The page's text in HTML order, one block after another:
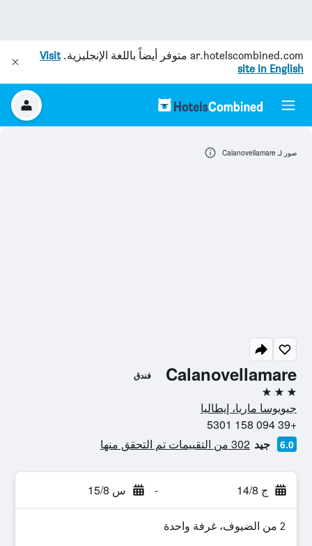
ar.hotelscombined.com متوفر أيضاً باللغة الإنجليزية.Visit
site in English
Calanovellamare فندق
3 نجوم
جيويوسا ماريا، إيطاليا
+39 094 158 5301
6.0 جيد 302 من التقييمات تم التحقق منها
ج 14/8 - س 15/8
2 من الضيوف، غرفة واحدة
صور لـ Calanovellamare